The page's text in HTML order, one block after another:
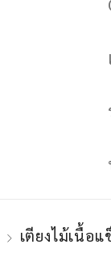
เตียงไม้เนื้อ